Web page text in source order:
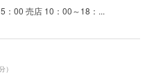
：00 売店 10：00～18：...
）